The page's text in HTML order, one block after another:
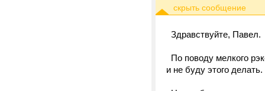
Здравствуйте, Павел.
По поводу мелкого
и не буду этого